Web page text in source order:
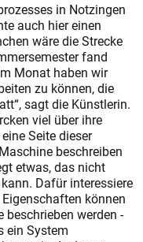
in Notzingen
auch hier einen
wäre die Strecke
fand
Monat haben wir
zu können, die
sagt die Künstlerin.
viel über ihre
Seite dieser
beschreiben
etwas, das nicht
Dafür interessiere
können
werden -
ein System